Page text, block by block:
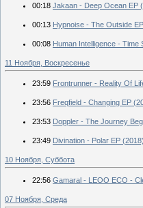
00:18 Jakaan - Deep Ocean EP
00:13 Hypnoise - The Outside
00:08 Human Intelligence - Time
11 Ноября, Воскресенье
23:59 Frontrunner - Reality Of
23:56 Freqfield - Changing EP
23:53 Doppler - The Journey
23:49 Divination - Polar EP (2018)
10 Ноября, Суббота
22:56 Gamaral - LEOO ECO -
07 Ноября, Среда